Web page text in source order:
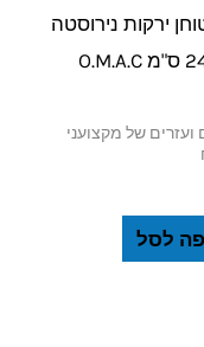
ירקות נירוסטה
ועזרים של מקצועני
לסל